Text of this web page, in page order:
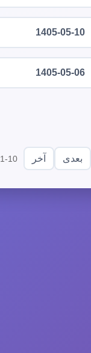
1405-05-10
1405-05-06
بعدی آخر 1-10 از 3424